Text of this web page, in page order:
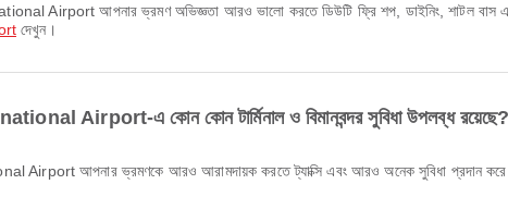
Airport আপনার ভ্রমণ অভিজ্ঞতা আরও ভালো করতে ডিউটি ফ্রি শপ, ডাইনিং, শাটল বাস এবং
দেখুন।
Airport-এ কোন কোন টার্মিনাল ও বিমানবন্দর সুবিধা উপলব্ধ রয়েছে?
Airport আপনার ভ্রমণকে আরও আরামদায়ক করতে ট্যাক্সি এবং আরও অনেক সুবিধা প্রদান করে।